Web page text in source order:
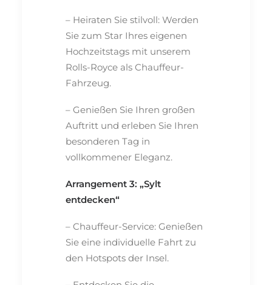
– Heiraten Sie stilvoll: Werden
Sie zum Star Ihres eigenen
Hochzeitstags mit unserem
Rolls-Royce als Chauffeur-
Fahrzeug.
– Genießen Sie Ihren großen
Auftritt und erleben Sie Ihren
besonderen Tag in
vollkommener Eleganz.
Arrangement 3: „Sylt
entdecken“
– Chauffeur-Service: Genießen
Sie eine individuelle Fahrt zu
den Hotspots der Insel.